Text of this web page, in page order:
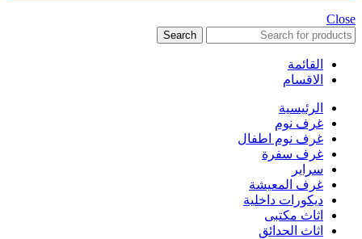
Close
Search
القائمة
الاقسام
الرئيسية
غرف نوم
غرف نوم اطفال
غرف سفرة
سراير
غرف المعيشة
ديكورات داخلية
اثاث مكتبى
اثاث الحدائق